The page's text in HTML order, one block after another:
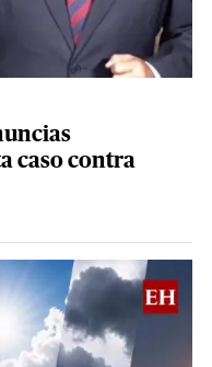
caso contra